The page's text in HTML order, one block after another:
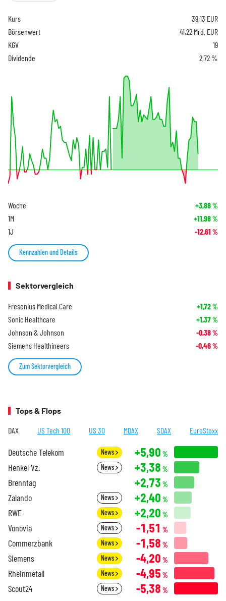
Kurs 39,13 EUR
Börsenwert
41,22 Mrd. EUR
KGV
19
Dividende
2,72 %
Woche +3,88%
1M +11,98%
1J -12,61 %
Kennzahlen und Details
Sektorvergleich
Fresenius Medical Care +1,72%
Sonic Healthcare +1,37%
Johnson & Johnson -0,38%
Siemens Healthineers -0,46%
Zum Sektorvergleich
Tops & Flops
DAX US Tech 100 US 30 MDAX SDAX EuroStoxx
Deutsche Telekom News +5,90 %
Henkel Vz. News +3,38 %
Brenntag +2,73 %
Zalando News +2,40 %
RWE News +2,20 %
Vonovia News -1,51 %
Commerzbank News -1,58 %
Siemens News -4,20 %
Rheinmetall News -4,95 %
Scout24 News -5,38 %